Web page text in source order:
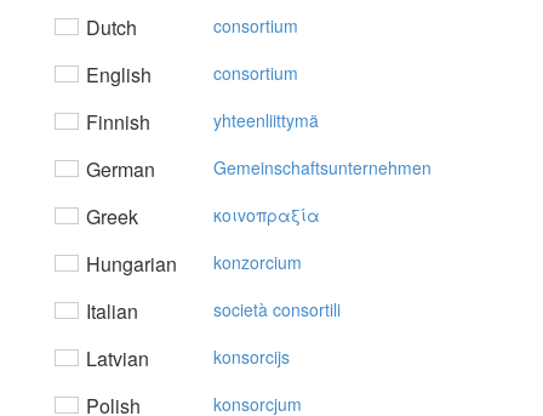
Dutch consortium
English consortium
Finnish yhteenliittymä
German Gemeinschaftsunternehmen
Greek κoιvoπραξία
Hungarian konzorcium
Italian società consortili
Latvian konsorcijs
Polish konsorcjum